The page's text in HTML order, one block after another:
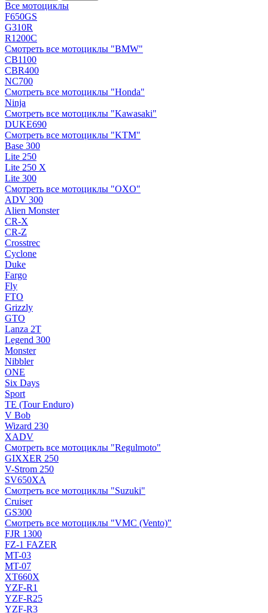
Все мотоциклы
F650GS
G310R
R1200C
Смотреть все мотоциклы "BMW"
CB1100
CBR400
NC700
Смотреть все мотоциклы "Honda"
Ninja
Смотреть все мотоциклы "Kawasaki"
DUKE690
Смотреть все мотоциклы "KTM"
Base 300
Lite 250
Lite 250 X
Lite 300
Смотреть все мотоциклы "OXO"
ADV 300
Alien Monster
CR-X
CR-Z
Crosstrec
Cyclone
Duke
Fargo
Fly
FTO
Grizzly
GTO
Lanza 2T
Legend 300
Monster
Nibbler
ONE
Six Days
Sport
TE (Tour Enduro)
V Bob
Wizard 230
XADV
Смотреть все мотоциклы "Regulmoto"
GIXXER 250
V-Strom 250
SV650XA
Смотреть все мотоциклы "Suzuki"
Cruiser
GS300
Смотреть все мотоциклы "VMC (Vento)"
FJR 1300
FZ-1 FAZER
MT-03
MT-07
XT660X
YZF-R1
YZF-R25
YZF-R3